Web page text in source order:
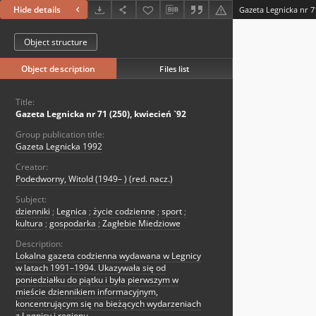
Hide details Gazeta Legnicka nr
Object structure
Object description Files list
Title:
Gazeta Legnicka nr 71 (250), kwiecień `92
Group publication title:
Gazeta Legnicka 1992
Creator:
Podedworny, Witold (1949– ) (red. nacz.)
Subject:
dzienniki ; Legnica ; życie codzienne ; sport ;
kultura ; gospodarka ; Zagłebie Miedziowe
Description:
Lokalna gazeta codzienna wydawana w Legnicy
w latach 1991–1994. Ukazywała się od
poniedziałku do piątku i była pierwszym w
mieście dziennikiem informacyjnym,
koncentrującym się na bieżących wydarzeniach